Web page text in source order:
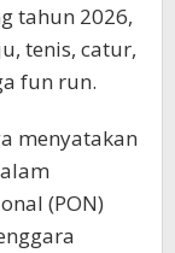
tahun 2026,
tenis, catur,
fun run.
menyatakan
(PON)